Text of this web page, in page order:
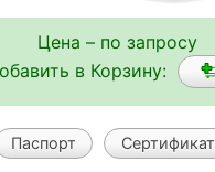
Цена – по запросу
в Корзину:
Паспорт Сертификат